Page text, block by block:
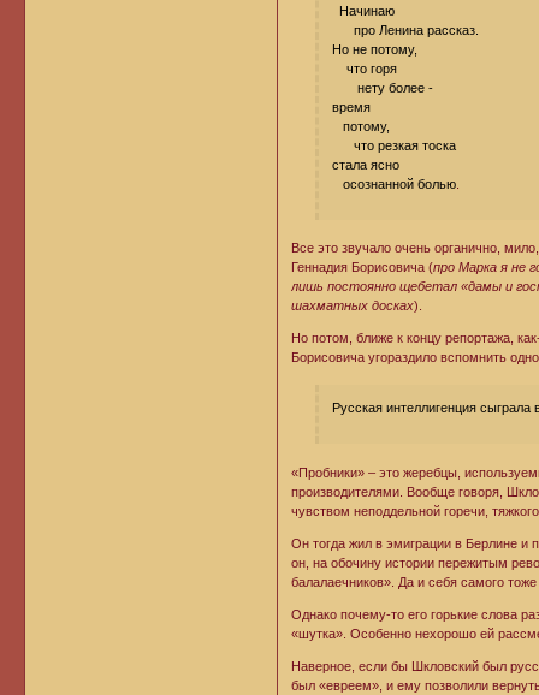
Начинаю
про Ленина рассказ.
Но не потому,
что горя
нету более -
время
потому,
что резкая тоска
стала ясно
осознанной болью.
Все это звучало очень органично,
Геннадия Борисовича (про Марка я не
лишь постоянно щебетал «дамы и
шахматных досках).
Но потом, ближе к концу репортажа,
Борисовича угораздило вспомнить
Русская интеллигенция сыграла
«Пробники» – это жеребцы,
производителями. Вообще говоря,
чувством неподдельной горечи,
Он тогда жил в эмиграции в Берлине и
он, на обочину истории пережитым
балалаечников». Да и себя самого
Однако почему-то его горькие слова
«шутка». Особенно нехорошо ей
Наверное, если бы Шкловский был
был «евреем», и ему позволили